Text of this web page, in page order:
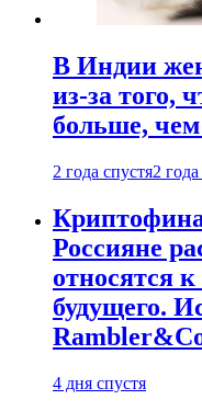
В Индии
из-за того,
больше, чем
2 года спустя2
Россияне
относятся
будущего.
4 дня спустя